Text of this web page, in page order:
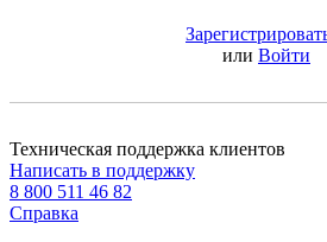
или Войти
Техническая поддержка клиентов
Написать в поддержку
8 800 511 46 82
Справка